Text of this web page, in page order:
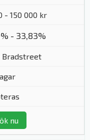
- 150 000 kr
- 33,83%
Bradstreet
nu